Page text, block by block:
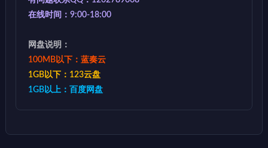
在线时间：9:00-18:00
网盘说明：
100MB以下：蓝奏云
1GB以下：123云盘
1GB以上：百度网盘